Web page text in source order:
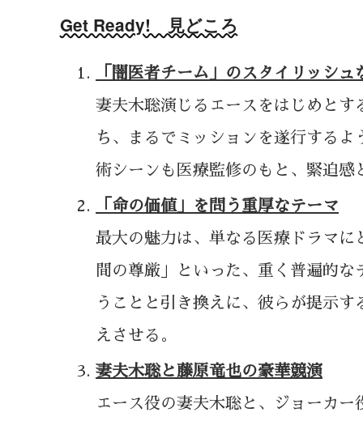
Get Ready! 見どころ
「闇医者チーム」のスタイリッシュ
妻夫木聡演じるエースをはじめと
ち、まるでミッションを遂行する
術シーンも医療監修のもと、緊迫感
「命の価値」を問う重厚なテーマ
最大の魅力は、単なる医療ドラマに
間の尊厳」といった、重く普遍的
うことと引き換えに、彼らが提示
えさせる。
妻夫木聡と藤原竜也の豪華競演
エース役の妻夫木聡と、ジョーカ